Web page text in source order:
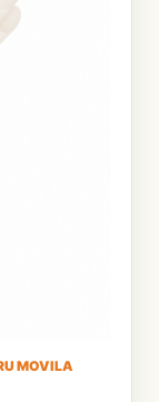
MOVILA